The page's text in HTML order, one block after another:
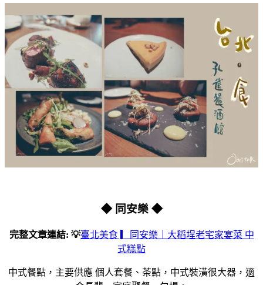
◆ 同安樂 ◆
完整文章連結: 💡臺北美食 ▎同安樂｜大稻埕老宅家宴菜 中
式糕點
中式餐點，主要供應 個人套餐、茶點，中式裝潢很大器，適